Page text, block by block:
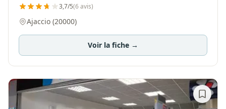
3,7/5(6 avis)
Ajaccio (20000)
Voir la fiche →